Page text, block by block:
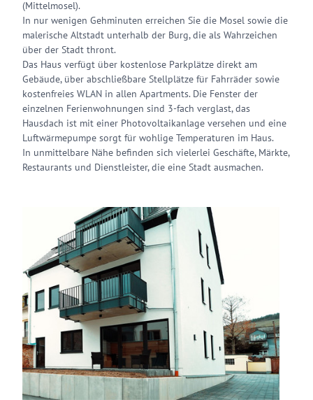
(Mittelmosel).
In nur wenigen Gehminuten erreichen Sie die Mosel sowie die
malerische Altstadt unterhalb der Burg, die als Wahrzeichen
über der Stadt thront.
Das Haus verfügt über kostenlose Parkplätze direkt am
Gebäude, über abschließbare Stellplätze für Fahrräder sowie
kostenfreies WLAN in allen Apartments. Die Fenster der
einzelnen Ferienwohnungen sind 3-fach verglast, das
Hausdach ist mit einer Photovoltaikanlage versehen und eine
Luftwärmepumpe sorgt für wohlige Temperaturen im Haus.
In unmittelbare Nähe befinden sich vielerlei Geschäfte, Märkte,
Restaurants und Dienstleister, die eine Stadt ausmachen.